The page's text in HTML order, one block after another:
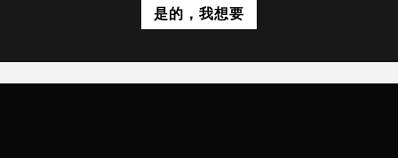
是的，我想要